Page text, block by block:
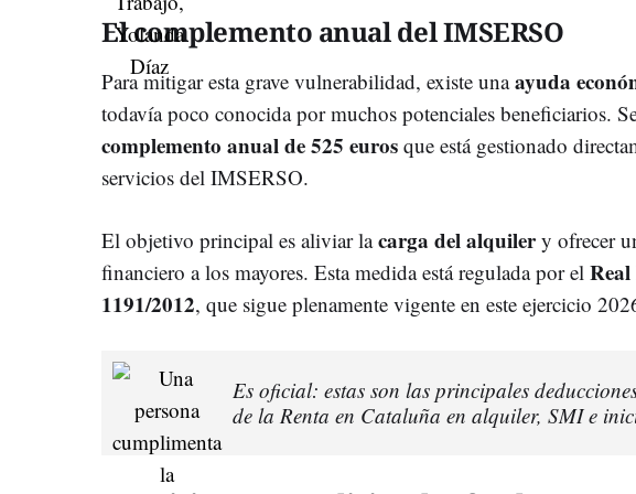
El complemento anual del IMSERSO
Para mitigar esta grave vulnerabilidad, existe unaayuda
todavía poco conocida por muchos potenciales beneficiarios.
complemento anual de 525 euros que está gestionado
servicios del IMSERSO.
El objetivo principal es aliviar lacarga del alquilery ofrecer
financiero a los mayores. Esta medida está regulada por el Real
1191/2012, que sigue plenamente vigente en este ejercicio
Es oficial: estas son las principales
de la Renta en Cataluña en alquiler, SMI e